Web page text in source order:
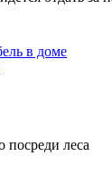
в доме